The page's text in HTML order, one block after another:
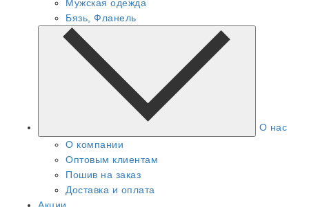
Мужская одежда
Бязь, Фланель
О нас
О компании
Оптовым клиентам
Пошив на заказ
Доставка и оплата